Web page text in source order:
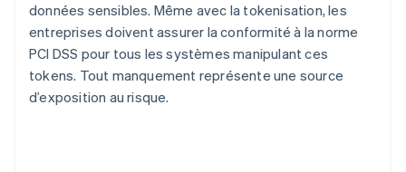
données sensibles. Même avec la tokenisation, les
entreprises doivent assurer la conformité à la norme
PCI DSS pour tous les systèmes manipulant ces
tokens. Tout manquement représente une source
d’exposition au risque.